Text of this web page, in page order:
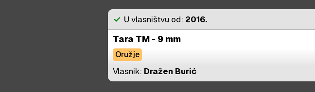
check U vlasništvu od: 2016.
Tara TM - 9 mm
Oružje
Vlasnik: Dražen Burić